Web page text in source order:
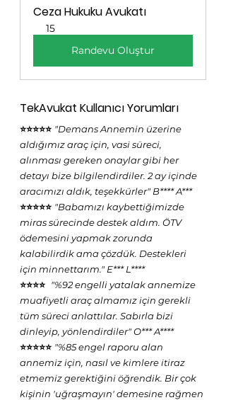
Ceza Hukuku Avukatı
15
Randevu Oluştur
TekAvukat Kullanıcı Yorumları
⭐⭐⭐⭐⭐ "Demans Annemin üzerine
aldığımız araç için, vasi süreci,
alınması gereken onaylar gibi her
detayı bize bilgilendirdiler. 2 ay içinde
aracımızı aldık, teşekkürler" B**** A***
⭐⭐⭐⭐⭐ "Babamızı kaybettiğimizde
miras sürecinde destek aldım. ÖTV
ödemesini yapmak zorunda
kalabilirdik ama çözdük. Destekleri
için minnettarım." E*** L****
⭐⭐⭐⭐ "%92 engelli yatalak annemize
muafiyetli araç almamız için gerekli
tüm süreci anlattılar. Sabırla bizi
dinleyip, yönlendirdiler" O*** A****
⭐⭐⭐⭐⭐ "%85 engel raporu alan
annemiz için, nasıl ve kimlere itiraz
etmemiz gerektiğini öğrendik. Bir çok
kişinin 'uğraşmayın' demesine rağmen